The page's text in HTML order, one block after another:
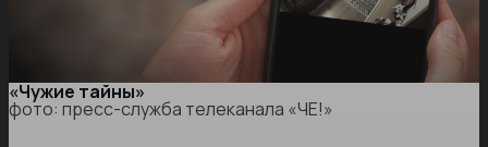
«Чужие тайны»
фото: пресс-служба телеканала «ЧЕ!»